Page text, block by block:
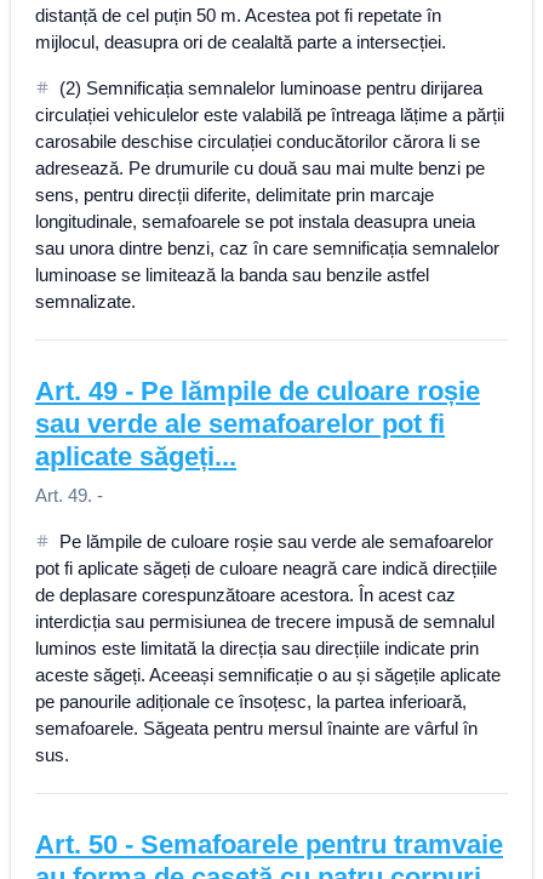
distanță de cel puțin 50 m. Acestea pot fi repetate în
mijlocul, deasupra ori de cealaltă parte a intersecției.
(2) Semnificația semnalelor luminoase pentru dirijarea
circulației vehiculelor este valabilă pe întreaga lățime a părții
carosabile deschise circulației conducătorilor cărora li se
adresează. Pe drumurile cu două sau mai multe benzi pe
sens, pentru direcții diferite, delimitate prin marcaje
longitudinale, semafoarele se pot instala deasupra uneia
sau unora dintre benzi, caz în care semnificația semnalelor
luminoase se limitează la banda sau benzile astfel
semnalizate.
Art. 49 - Pe lămpile de culoare roșie
sau verde ale semafoarelor pot fi
aplicate săgeți...
Art. 49. -
Pe lămpile de culoare roșie sau verde ale semafoarelor
pot fi aplicate săgeți de culoare neagră care indică direcțiile
de deplasare corespunzătoare acestora. În acest caz
interdicția sau permisiunea de trecere impusă de semnalul
luminos este limitată la direcția sau direcțiile indicate prin
aceste săgeți. Aceeași semnificație o au și săgețile aplicate
pe panourile adiționale ce însoțesc, la partea inferioară,
semafoarele. Săgeata pentru mersul înainte are vârful în
sus.
Art. 50 - Semafoarele pentru tramvaie